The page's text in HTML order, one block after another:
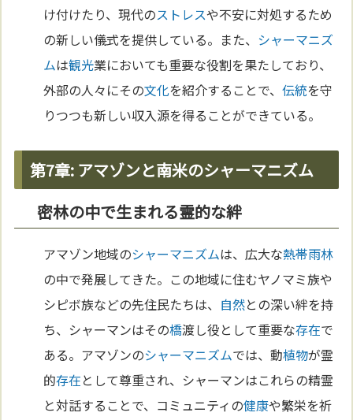
け付けたり、現代のストレスや不安に対処するため
の新しい儀式を提供している。また、 シャーマニズ
ムは観光業においても重要な役割を果たしており、
外部の人々にその文化を紹介することで、伝統を守
りつつも新しい収入源を得ることができている。
第7章: アマゾンと南米のシャーマニズム
密林の中で生まれる霊的な絆
アマゾン地域のシャーマニズムは、広大な熱帯雨林
の中で発展してきた。この地域に住むヤノマミ族や
シピボ族などの先住民たちは、 自然との深い絆を持
ち、シャーマンはその橋渡し役として重要な存在で
ある。アマゾンのシャーマニズムでは、動植物が霊
的存在として尊重され、シャーマンはこれらの精霊
と対話することで、コミュニティの健康や繁栄を祈